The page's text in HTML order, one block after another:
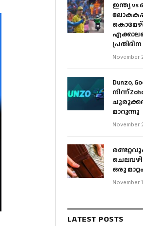
ഇന്ത്യ
November
Dunzo,
നിന്ന്
ചുരുക്കൽ
മാറുന്നു
November
ഒരു
November
LATEST POSTS